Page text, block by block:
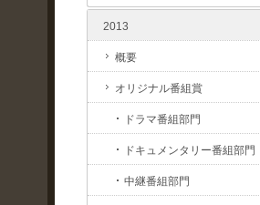
2013
概要
オリジナル番組賞
ドラマ番組部門
ドキュメンタリー番組部門
中継番組部門